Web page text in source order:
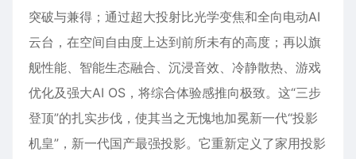
突破与兼得；通过超大投射比光学变焦和全向电动AI
云台，在空间自由度上达到前所未有的高度；再以旗
舰性能、智能生态融合、沉浸音效、冷静散热、游戏
优化及强大AI OS，将综合体验感推向极致。这“三步
登顶”的扎实步伐，使其当之无愧地加冕新一代“投影
机皇”，新一代国产最强投影。它重新定义了家用投影